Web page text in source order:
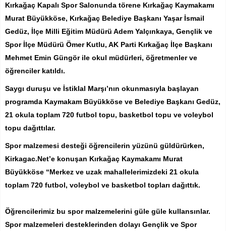
Kırkağaç Kapalı Spor Salonunda törene Kırkağaç Kaymakamı
Murat Büyükköse, Kırkağaç Belediye Başkanı Yaşar İsmail
Gedüz, İlçe Milli Eğitim Müdürü Adem Yalçınkaya, Gençlik ve
Spor İlçe Müdürü Ömer Kutlu, AK Parti Kırkağaç İlçe Başkanı
Mehmet Emin Güngör ile okul müdürleri, öğretmenler ve
öğrenciler katıldı.
Saygı duruşu ve İstiklal Marşı’nın okunmasıyla başlayan
programda Kaymakam Büyükköse ve Belediye Başkanı Gedüz,
21 okula toplam 720 futbol topu, basketbol topu ve voleybol
topu dağıttılar.
Spor malzemesi desteği öğrencilerin yüzünü güldürürken,
Kirkagac.Net’e konuşan Kırkağaç Kaymakamı Murat
Büyükköse “Merkez ve uzak mahallelerimizdeki 21 okula
toplam 720 futbol, voleybol ve basketbol topları dağıttık.
Öğrencilerimiz bu spor malzemelerini güle güle kullansınlar.
Spor malzemeleri desteklerinden dolayı Gençlik ve Spor